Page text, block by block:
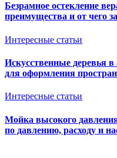
Безрамное остекление
преимущества и от чего
Интересные статьи
Искусственные деревья
для оформления
Интересные статьи
Мойка высокого
по давлению, расходу и